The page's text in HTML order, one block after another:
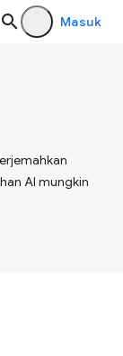
Masuk
AI mungkin